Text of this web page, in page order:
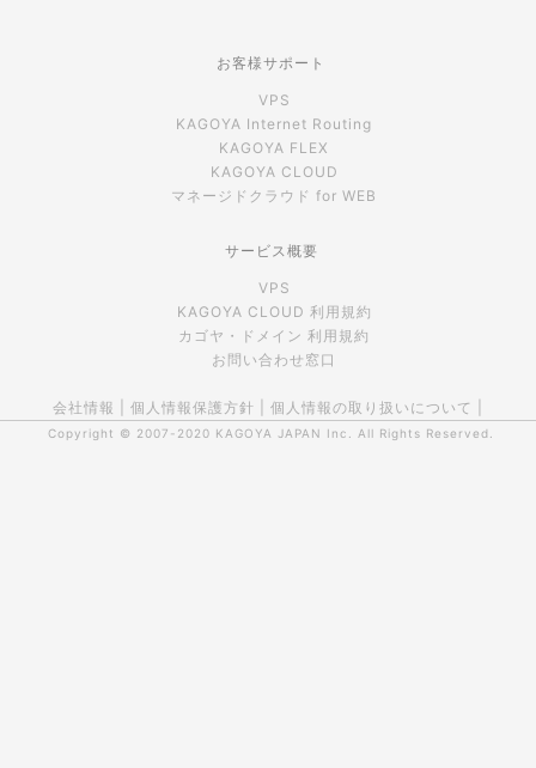
お客様サポート
VPS
KAGOYA Internet Routing
KAGOYA FLEX
KAGOYA CLOUD
マネージドクラウド for WEB
サービス概要
VPS
KAGOYA CLOUD 利用規約
カゴヤ・ドメイン 利用規約
お問い合わせ窓口
会社情報 個人情報保護方針 個人情報の取り扱いについて
Copyright © 2007-2020 KAGOYA JAPAN Inc. All Rights Reserved.